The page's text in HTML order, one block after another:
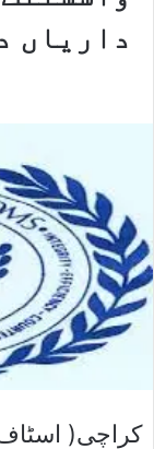
داریاں
کراچی(